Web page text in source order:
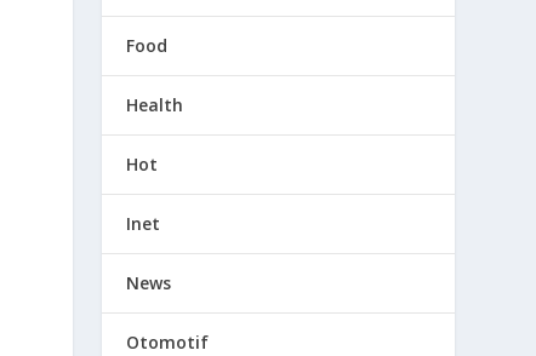
Food
Health
Hot
Inet
News
Otomotif